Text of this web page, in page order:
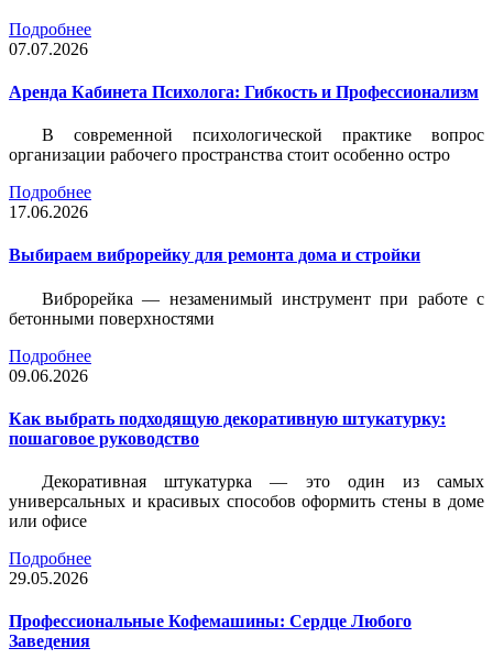
Подробнее
07.07.2026
Аренда Кабинета Психолога: Гибкость и Профессионализм
В современной психологической практике вопрос
организации рабочего пространства стоит особенно остро
Подробнее
17.06.2026
Выбираем виброрейку для ремонта дома и стройки
Виброрейка — незаменимый инструмент при работе с
бетонными поверхностями
Подробнее
09.06.2026
Как выбрать подходящую декоративную штукатурку:
пошаговое руководство
Декоративная штукатурка — это один из самых
универсальных и красивых способов оформить стены в доме
или офисе
Подробнее
29.05.2026
Профессиональные Кофемашины: Сердце Любого
Заведения